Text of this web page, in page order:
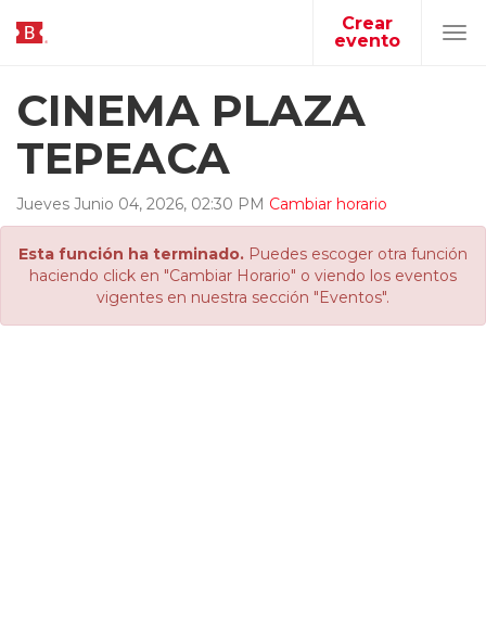
Crear
evento
CINEMA PLAZA
TEPEACA
Jueves Junio 04, 2026, 02:30 PM Cambiar horario
Esta función ha terminado. Puedes escoger otra función
haciendo click en "Cambiar Horario" o viendo los eventos
vigentes en nuestra sección "Eventos".